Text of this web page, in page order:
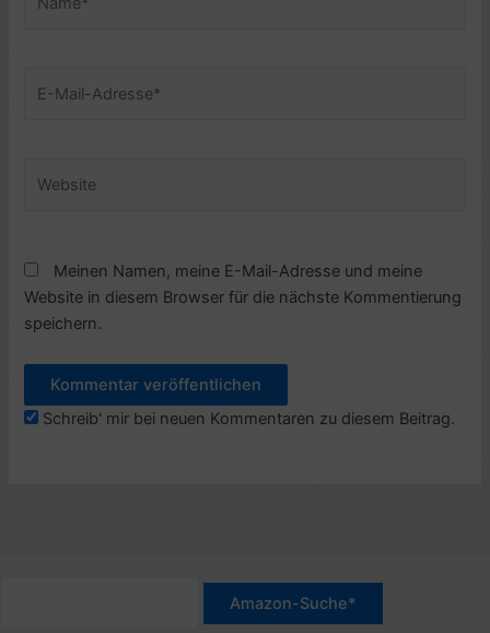
Mail-
Meinen Namen, meine E-Mail-Adresse und meine
Website in diesem Browser für die nächste Kommentierung
speichern.
Schreib' mir bei neuen Kommentaren zu diesem Beitrag.